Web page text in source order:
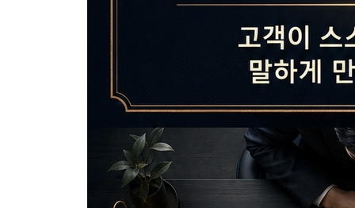
1절. 생각해 볼게요에 바로 반박하면 무너진다
2절. 배우자·부모·팀장 핑계 속 진짜 반대 찾기
3절. 의심을 낮추는 확인 질문과 증거 질문
4절. 밀어붙이지 않고도 재접촉 약속을 만드는 법
6장. 결정을 늦추는 진짜 이유는 따로 있다
1절. 당장 필요 없다는 말의 두 얼굴
2절. 우선순위에서 밀린 고객을 다시 세우는 질문
3절. 실패 경험이 큰 고객에게 써야 할 언어
4절. 상담이 길어질수록 피해야 할 질문 습관